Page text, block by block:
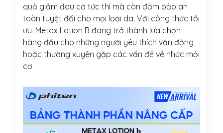
quả giảm đau cơ tức thì mà còn đảm bảo an
toàn tuyệt đối cho mọi loại da. Với công thức tối
ưu, Metax Lotion B đang trở thành lựa chọn
hàng đầu cho những người yêu thích vận động
hoặc thường xuyên gặp các vấn đề về nhức mỏi
cơ.